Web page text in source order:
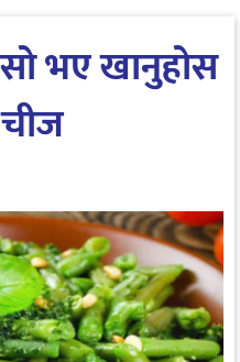
भए खानुहोस